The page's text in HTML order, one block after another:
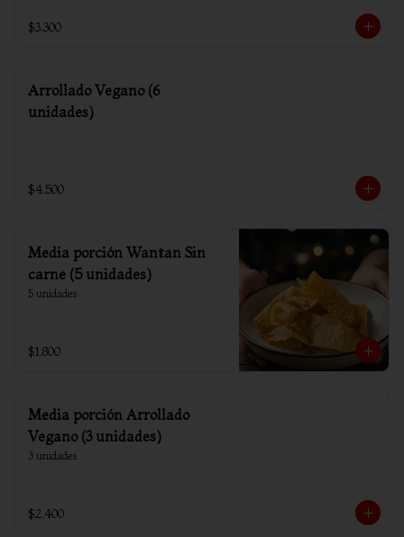
$3.300
Arrollado Vegano (6
unidades)
$4.500
Media porción Wantan Sin
carne (5 unidades)
5 unidades
$1.800
Media porción Arrollado
Vegano (3 unidades)
3 unidades
$2.400